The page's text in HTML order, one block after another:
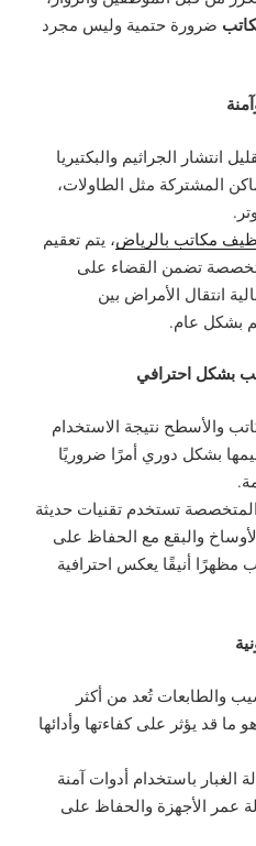
ضرورة حتمية وليس مجرد
انتشار الجراثيم والبكتيريا
المشتركة مثل الطاولات،
مكاتب بالرياض، يتم تعقيم
تضمن القضاء على
انتقال الأمراض بين
بشكل عام.
بشكل احترافي
والأسطح نتيجة الاستخدام
بشكل دوري أمرًا ضروريًا
المتخصصة تستخدم تقنيات حديثة
والبقع مع الحفاظ على
مظهرًا أنيقًا يعكس احترافية
والطابعات تُعد من أكثر
ما قد يؤثر على كفاءتها وأدائها
الغبار باستخدام أدوات آمنة
عمر الأجهزة والحفاظ على